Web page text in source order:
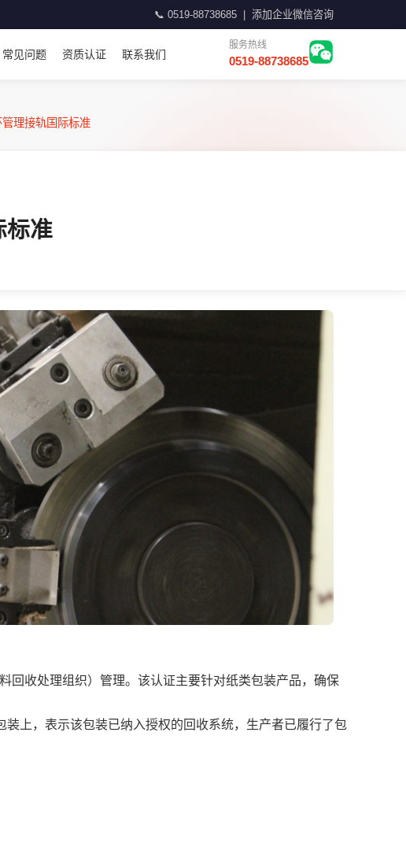
📞 0519-88738685 添加企业微信咨询
常见问题 资质认证 联系我们
服务热线
0519-88738685
理接轨国际标准
标准
回收处理组织）管理。该认证主要针对纸类包装产品，确保
上，表示该包装已纳入授权的回收系统，生产者已履行了包